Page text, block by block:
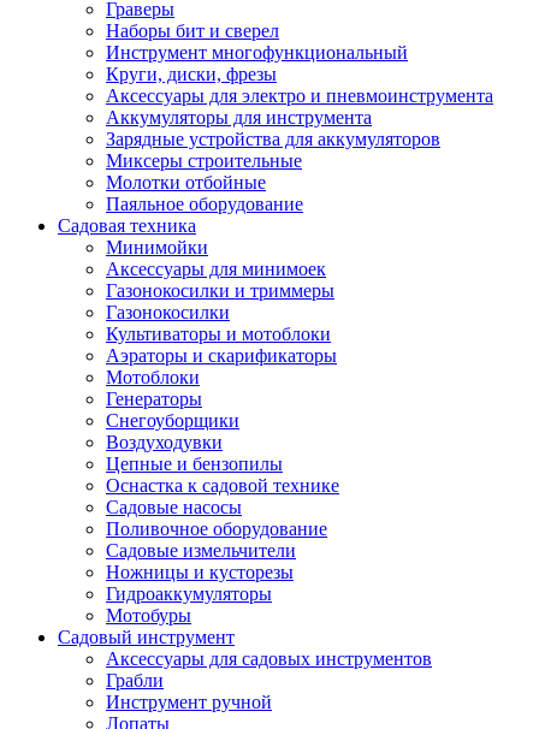
Телевизоры и мониторы автомобильные
Аксессуары
Автолампы
Автомобильные провода, кабели,
Автомобильный инструмент
Автохимия
Аккумуляторы, зарядные устройства,
Домкраты
Компрессоры и манометры
Разветвители и адаптеры прикуривателя
Термохолодильники
Шумоизоляция
Щетки стеклоочистителей
Прочие аксессуары для автомобилей
Велосипеды и самокаты
Электротранспорт
Радиоуправляемые модели
Аксессуары для велосипедов
аксессуары для радиоуправляемых моделей
Расходные материалы
Бумага разная
Бумага для офисной техники
Бумага для профессиональной печати
Фотобумага
Наклейки
Термобумага
Бумага для факса
Пленка для печати
Пленка для ламинирования
Материалы для заправки
Граверы
Наборы бит и сверел
Инструмент многофункциональный
Круги, диски, фрезы
Аксессуары для электро и пневмоинструмента
Аккумуляторы для инструмента
Зарядные устройства для аккумуляторов
Миксеры строительные
Молотки отбойные
Паяльное оборудование
Садовая техника
Минимойки
Аксессуары для минимоек
Газонокосилки и триммеры
Газонокосилки
Культиваторы и мотоблоки
Аэраторы и скарификаторы
Мотоблоки
Генераторы
Снегоуборщики
Воздуходувки
Цепные и бензопилы
Оснастка к садовой технике
Садовые насосы
Поливочное оборудование
Садовые измельчители
Ножницы и кусторезы
Гидроаккумуляторы
Мотобуры
Садовый инструмент
Аксессуары для садовых инструментов
Грабли
Инструмент ручной
Лопаты